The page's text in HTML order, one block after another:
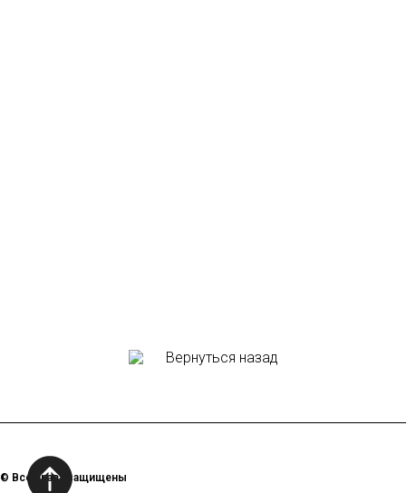
Вернуться назад
© Все права защищены